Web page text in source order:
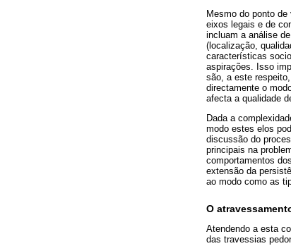
Mesmo do ponto
eixos legais e de
incluam a análise
(localização,
características
aspirações. Isso
são, a este
directamente o
afecta a qualidade
Dada a
modo estes elos
discussão do
principais na
comportamentos
extensão da
ao modo como as
O
Atendendo a esta
das travessias